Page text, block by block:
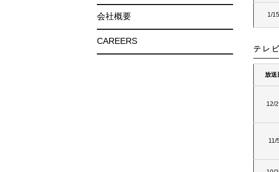
1/15
テレ
放送
12/
11/
会社概要
CAREERS